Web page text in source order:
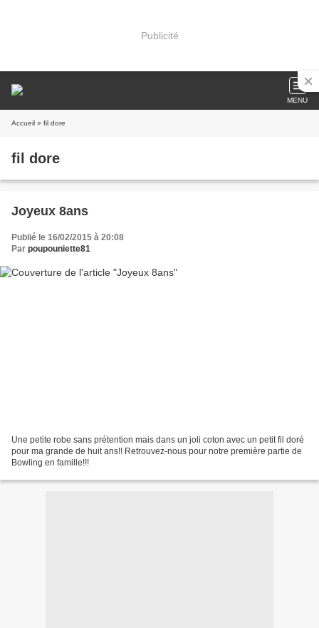
Publicité
MENU
Accueil » fil dore
fil dore
Joyeux 8ans
Publié le 16/02/2015 à 20:08
Par poupouniette81
Une petite robe sans prétention mais dans un joli coton avec un petit fil doré
pour ma grande de huit ans!! Retrouvez-nous pour notre première partie de
Bowling en famille!!!